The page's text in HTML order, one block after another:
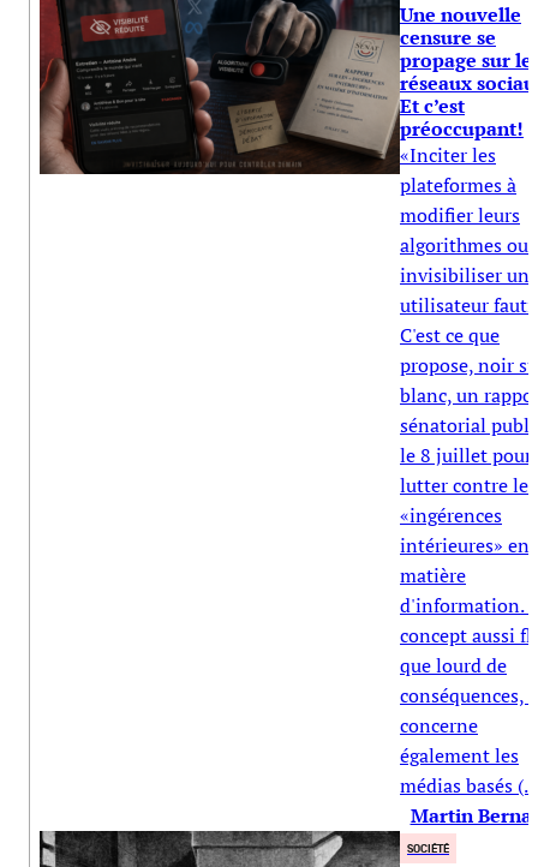
Une nouvelle
censure se
propage sur
réseaux
Et c’est
préoccupant!
«Inciter les
plateformes à
modifier leurs
algorithmes ou
invisibiliser un
utilisateur
C'est ce que
propose, noir
blanc, un
sénatorial
le 8 juillet pour
lutter contre les
«ingérences
intérieures» en
matière
d'information.
concept aussi
que lourd de
conséquences,
concerne
également les
médias basés
Martin
SOCIÉTÉ